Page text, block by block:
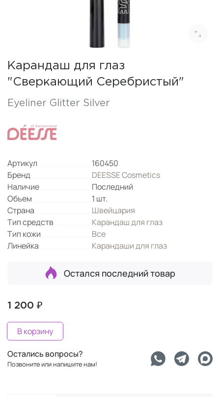
Карандаш для глаз
"Сверкающий Серебристый"
Eyeliner Glitter Silver
Артикул
160450
Бренд
DEESSE Cosmetics
Наличие
Последний
Объем
1 шт.
Страна
Швейцария
Тип средств
Карандаш для глаз
Тип кожи
Все
Линейка
Карандаши для глаз
Остался последний товар
1 200 ₽
В корзину
Остались вопросы?
Позвоните или напишите нам!